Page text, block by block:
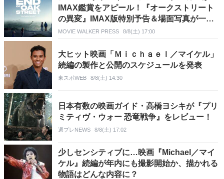
IMAX鑑賞をアピール！『オークストリート
の異変』IMAX版特別予告＆場面写真が一挙
解禁
MOVIE WALKER PRESS 8/8(土) 17:00
大ヒット映画「Ｍｉｃｈａｅｌ／マイケル」
続編の製作と公開のスケジュールを発表
東スポWEB 8/8(土) 14:30
日本有数の映画ガイド・高橋ヨシキが『プリ
ミティヴ・ウォー 恐竜戦争』をレビュー！
週プレNEWS 8/8(土) 17:02
少しセンシティブに…映画『Michael／マイ
ケル』続編が年内にも撮影開始か、描かれる
物語はどんな内容に？